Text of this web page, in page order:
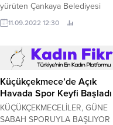
yürüten Çankaya Belediyesi
doğaya zararı olmayan sıfır
emisyonlu yeni aracının deneme
11.09.2022 12:30
Küçükçekmece’de Açık
Havada Spor Keyfi Başladı
KÜÇÜKÇEKMECELİLER, GÜNE
SABAH SPORUYLA BAŞLIYOR